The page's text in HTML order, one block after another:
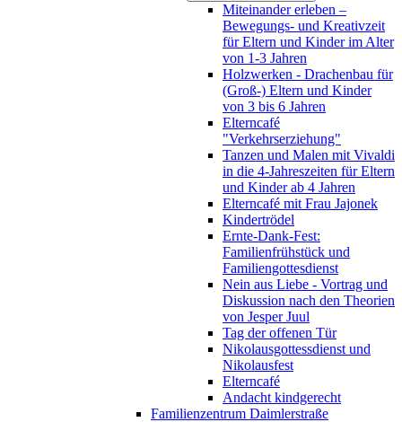
Miteinander erleben –
Bewegungs- und Kreativzeit
für Eltern und Kinder im Alter
von 1-3 Jahren
Holzwerken - Drachenbau für
(Groß-) Eltern und Kinder
von 3 bis 6 Jahren
Elterncafé
"Verkehrserziehung"
Tanzen und Malen mit Vivaldi
in die 4-Jahreszeiten für Eltern
und Kinder ab 4 Jahren
Elterncafé mit Frau Jajonek
Kindertrödel
Ernte-Dank-Fest:
Familienfrühstück und
Familiengottesdienst
Nein aus Liebe - Vortrag und
Diskussion nach den Theorien
von Jesper Juul
Tag der offenen Tür
Nikolausgottessdienst und
Nikolausfest
Elterncafé
Andacht kindgerecht
Familienzentrum Daimlerstraße